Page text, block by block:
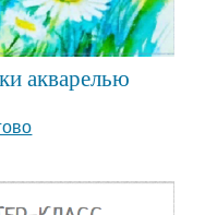
акварелью